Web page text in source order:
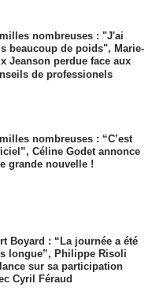
nombreuses : "J'ai
beaucoup de poids", Marie-
Jeanson perdue face aux
de professionels
nombreuses : “C’est
Céline Godet annonce
grande nouvelle !
Boyard : “La journée a été
longue”, Philippe Risoli
sur sa participation
Cyril Féraud